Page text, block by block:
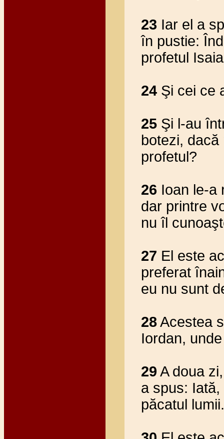
23 Iar el a
în pustie:
profetul
24 Şi cei ce
25 Şi l-au
botezi,
profetul?
26 Ioan le-a
dar printre
nu îl
27 El este
preferat
eu nu sunt
28Acestea
Iordan,
29 A doua
a spus:
păcatul